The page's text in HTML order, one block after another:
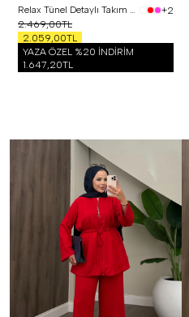
Relax Tünel Detaylı Takım Beyaz
+2
2.469,00TL
2.059,00TL
YAZA ÖZEL %20 İNDİRİM
1.647,20TL